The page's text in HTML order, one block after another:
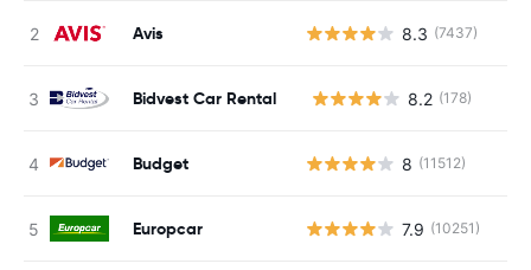
Avis 8.3 (7437)
Bidvest Car Rental 8.2 (178)
Budget 8 (11512)
Europcar 7.9 (10251)